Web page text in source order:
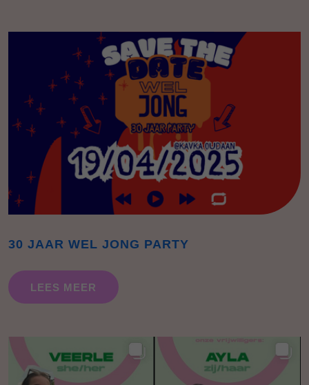
30 JAAR WEL JONG PARTY
LEES MEER